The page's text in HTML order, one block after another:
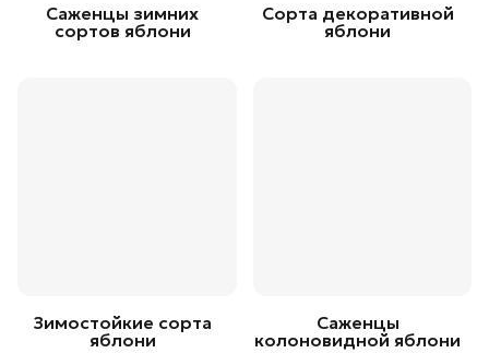
Саженцы зимних
сортов яблони
Сорта декоративной
яблони
Зимостойкие сорта
яблони
Саженцы
колоновидной яблони